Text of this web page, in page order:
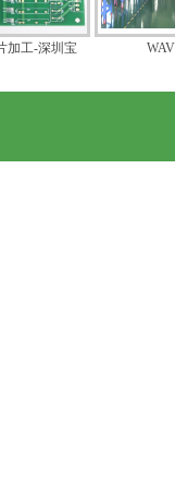
WAVER SOLDER